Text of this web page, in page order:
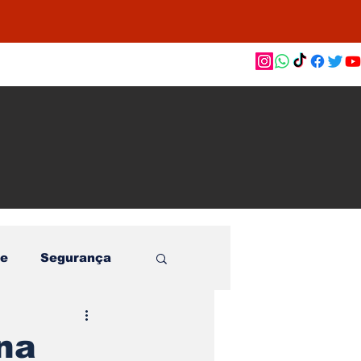
Segurança